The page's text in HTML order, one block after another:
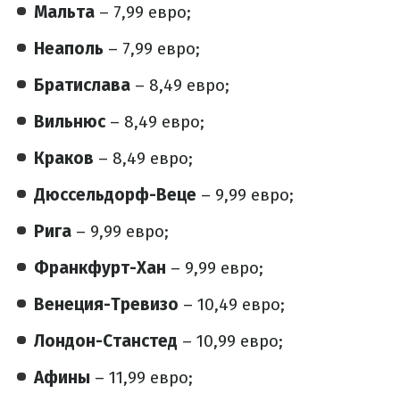
Мальта – 7,99 евро;
Неаполь – 7,99 евро;
Братислава – 8,49 евро;
Вильнюс – 8,49 евро;
Краков – 8,49 евро;
Дюссельдорф-Веце – 9,99 евро;
Рига – 9,99 евро;
Франкфурт-Хан – 9,99 евро;
Венеция-Тревизо – 10,49 евро;
Лондон-Станстед – 10,99 евро;
Афины – 11,99 евро;